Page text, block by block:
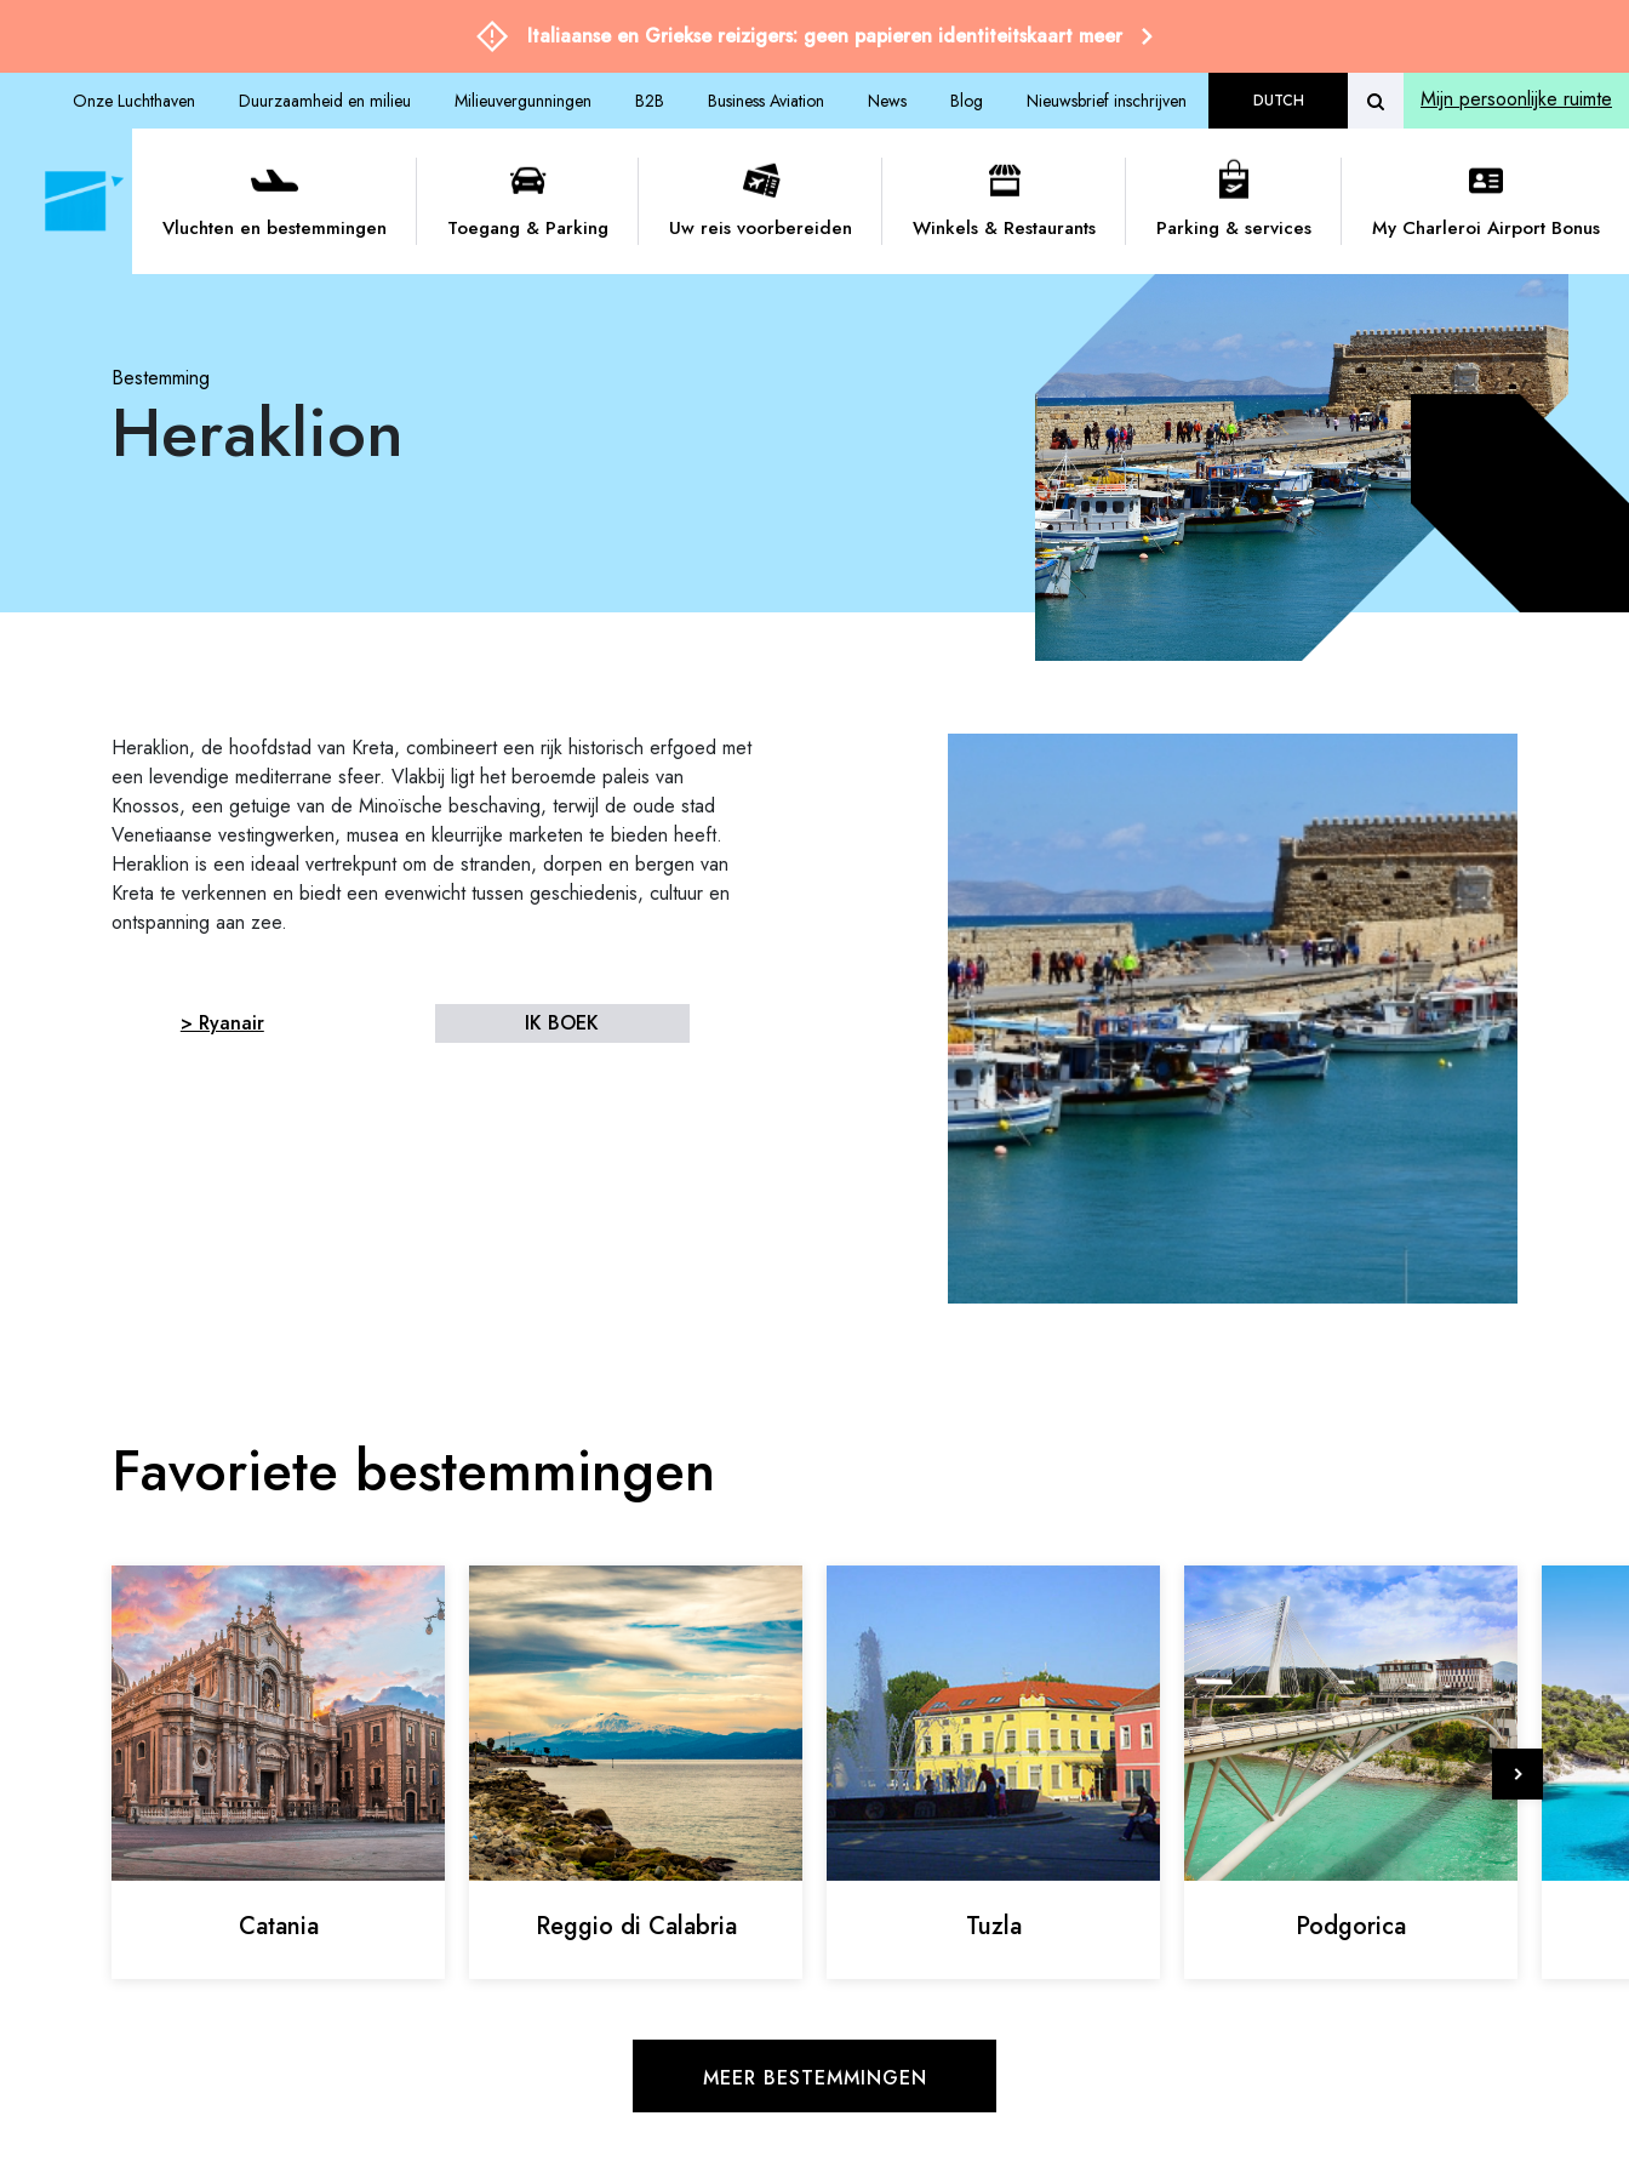
Italiaanse en Griekse reizigers: geen papieren identiteitskaart meer
Onze Luchthaven Duurzaamheid en milieu Milieuvergunningen B2B Business Aviation News Blog Nieuwsbrief inschrijven DUTCH Mijn persoonlijke ruimte
Vluchten en bestemmingen Toegang & Parking Uw reis voorbereiden Winkels & Restaurants Parking & services My Charleroi Airport Bonus
Bestemming
Heraklion
Heraklion, de hoofdstad van Kreta, combineert een rijk historisch erfgoed met
een levendige mediterrane sfeer. Vlakbij ligt het beroemde paleis van
Knossos, een getuige van de Minoïsche beschaving, terwijl de oude stad
Venetiaanse vestingwerken, musea en kleurrijke marketen te bieden heeft.
Heraklion is een ideaal vertrekpunt om de stranden, dorpen en bergen van
Kreta te verkennen en biedt een evenwicht tussen geschiedenis, cultuur en
ontspanning aan zee.
> Ryanair IK BOEK
Favoriete bestemmingen
Catania Reggio di Calabria Tuzla Podgorica
MEER BESTEMMINGEN